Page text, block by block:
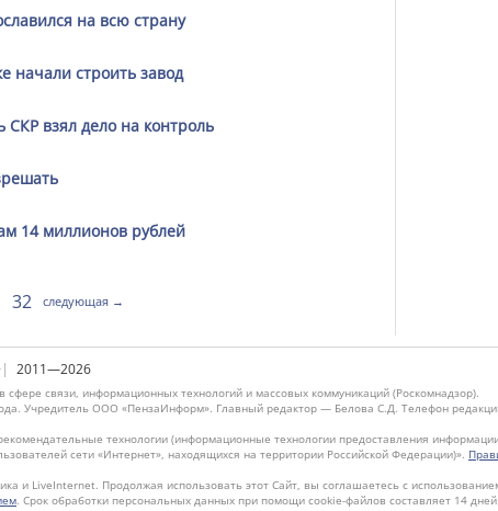
на всю страну
начали строить завод
СКР взял дело на контроль
14 миллионов рублей
32 следующая →
2011—2026
связи, информационных технологий и массовых коммуникаций (Роскомнадзор).
Учредитель ООО «ПензаИнформ». Главный редактор — Белова С.Д. Телефон
технологии (информационные технологии предоставления
сети «Интернет», находящихся на территории Российской Федерации)».
и LiveInternet. Продолжая использовать этот Сайт, вы соглашаетесь с
. Срок обработки персональных данных при помощи cookie-файлов составляет 14 дней.